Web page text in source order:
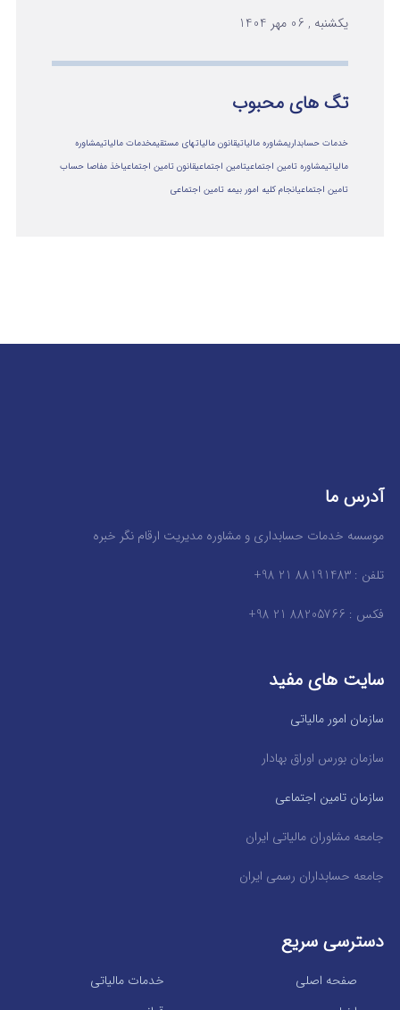
یکشنبه , 06 مهر 1404
تگ های محبوب
خدمات حسابداریمشاوره مالیاتیقانون مالیاتهای مستقیمخدمات مالیاتیمشاوره
مالياتيمشاوره تامین اجتماعیتامین اجتماعیقانون تامین اجتماعیاخذ مفاصا حساب
تامین اجتماعیانجام کلیه امور بیمه تامین اجتماعی
آدرس ما
موسسه خدمات حسابداری و مشاوره مدیریت ارقام نگر خبره
تلفن : 88191483 21 98+
فکس : 88205766 21 98+
سایت های مفید
سازمان امور مالیاتی
سازمان بورس اوراق بهادار
سازمان تامین اجتماعی
جامعه مشاوران مالیاتی ایران
جامعه حسابداران رسمی ایران
دسترسی سریع
خدمات مالیاتی
صفحه اصلی